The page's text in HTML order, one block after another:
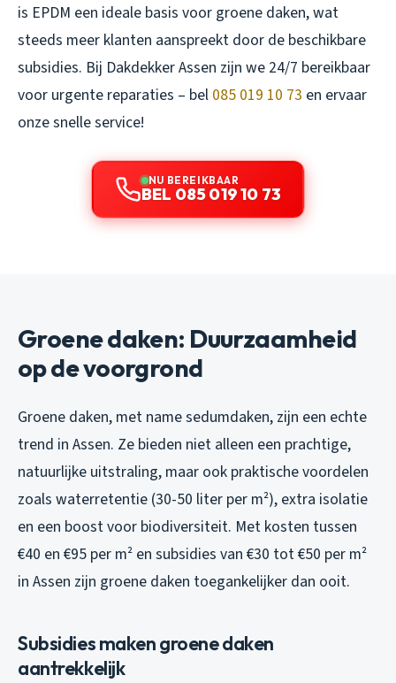
is EPDM een ideale basis voor groene daken, wat
steeds meer klanten aanspreekt door de beschikbare
subsidies. Bij Dakdekker Assen zijn we 24/7 bereikbaar
voor urgente reparaties – bel 085 019 10 73 en ervaar
onze snelle service!
NU BEREIKBAAR
BEL 085 019 10 73
Groene daken: Duurzaamheid
op de voorgrond
Groene daken, met name sedumdaken, zijn een echte
trend in Assen. Ze bieden niet alleen een prachtige,
natuurlijke uitstraling, maar ook praktische voordelen
zoals waterretentie (30-50 liter per m²), extra isolatie
en een boost voor biodiversiteit. Met kosten tussen
€40 en €95 per m² en subsidies van €30 tot €50 per m²
in Assen zijn groene daken toegankelijker dan ooit.
Subsidies maken groene daken
aantrekkelijk